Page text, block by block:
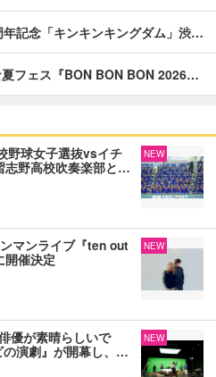
年記念「キンキンキングダム」渋…
フェス『BON BON BON 2026…
野球女子選抜vsイチ
志野高校吹奏楽部と…
NEW
マンライブ『ten out
催決定
NEW
優が素晴らしいで
の演劇』が開幕し、…
NEW